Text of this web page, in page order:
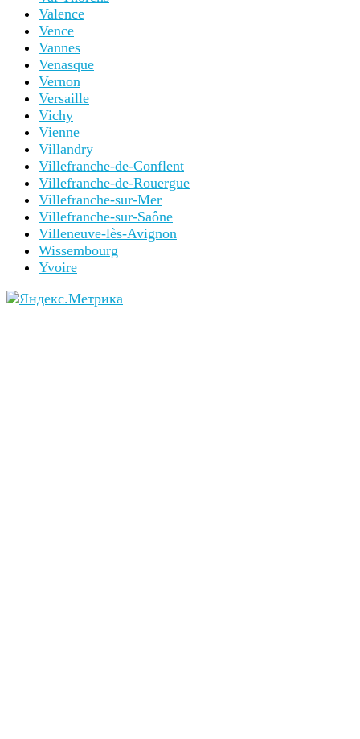
Valence
Vence
Vannes
Venasque
Vernon
Versaille
Vichy
Vienne
Villandry
Villefranche-de-Conflent
Villefranche-de-Rouergue
Villefranche-sur-Mer
Villefranche-sur-Saône
Villeneuve-lès-Avignon
Wissembourg
Yvoire